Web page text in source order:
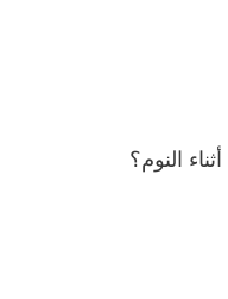
النوم؟